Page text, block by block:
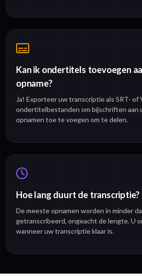
Kan ik ondertitels toevoegen
opname?
Ja! Exporteer uw transcriptie als SRT- of
ondertitelbestanden om bijschriften aan
opnamen toe te voegen om te delen.
Hoe lang duurt de transcriptie?
De meeste opnamen worden in minder
getranscribeerd, ongeacht de lengte. U
wanneer uw transcriptie klaar is.